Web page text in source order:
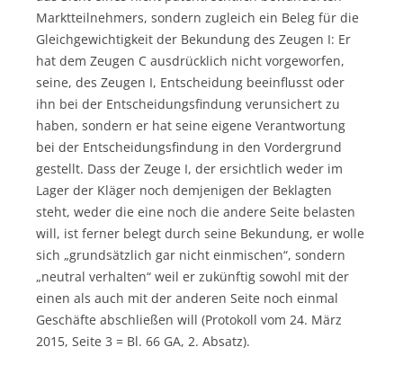
Marktteilnehmers, sondern zugleich ein Beleg für die
Gleichgewichtigkeit der Bekundung des Zeugen I: Er
hat dem Zeugen C ausdrücklich nicht vorgeworfen,
seine, des Zeugen I, Entscheidung beeinflusst oder
ihn bei der Entscheidungsfindung verunsichert zu
haben, sondern er hat seine eigene Verantwortung
bei der Entscheidungsfindung in den Vordergrund
gestellt. Dass der Zeuge I, der ersichtlich weder im
Lager der Kläger noch demjenigen der Beklagten
steht, weder die eine noch die andere Seite belasten
will, ist ferner belegt durch seine Bekundung, er wolle
sich „grundsätzlich gar nicht einmischen“, sondern
„neutral verhalten“ weil er zukünftig sowohl mit der
einen als auch mit der anderen Seite noch einmal
Geschäfte abschließen will (Protokoll vom 24. März
2015, Seite 3 = Bl. 66 GA, 2. Absatz).